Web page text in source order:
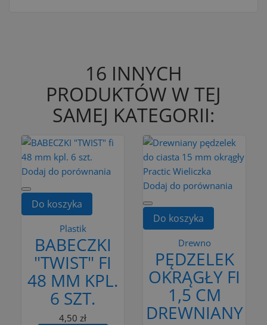
16 INNYCH
PRODUKTÓW W TEJ
SAMEJ KATEGORII:
Dodaj do porównania
Do koszyka
Plastik
BABECZKI
"TWIST" FI
48 MM KPL.
6 SZT.
4,50 zł
Dodaj do porównania
Do koszyka
Drewno
PĘDZELEK
OKRĄGŁY FI
1,5 CM
DREWNIANY